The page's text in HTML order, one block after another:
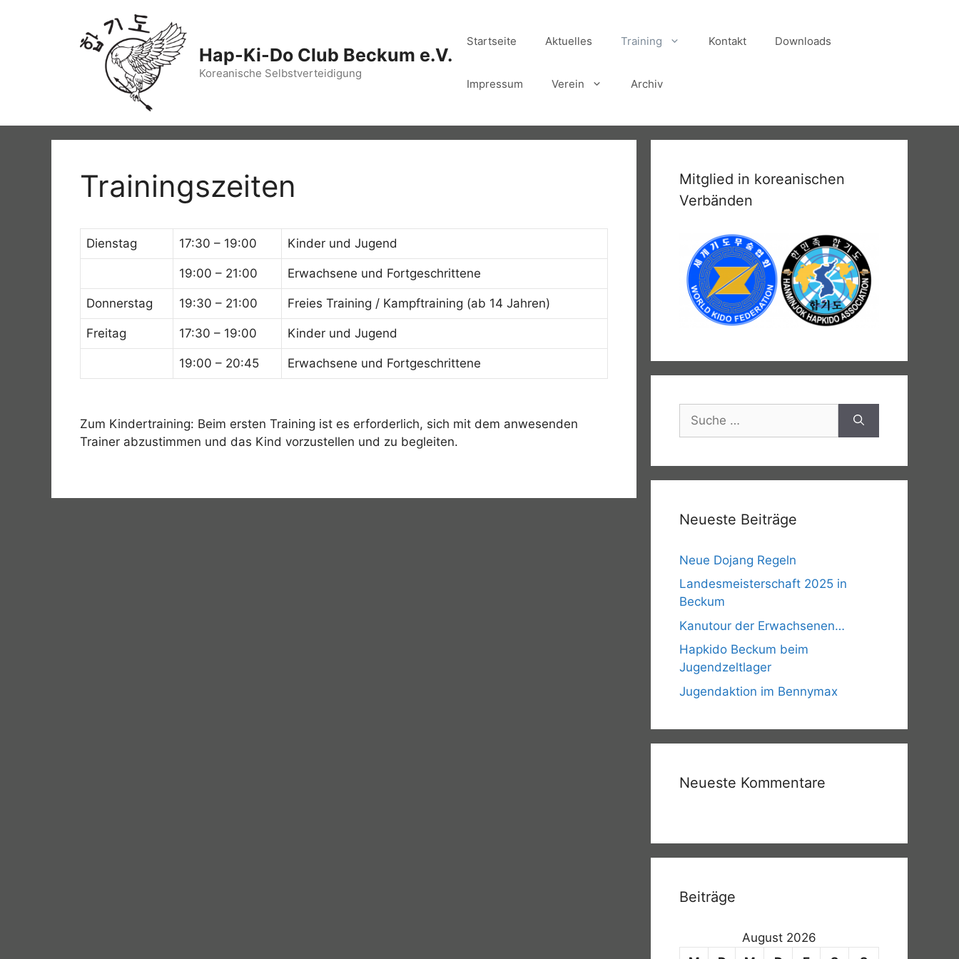
Hap-Ki-Do Club Beckum e.V.
Koreanische Selbstverteidigung
Startseite Aktuelles Training Kontakt Downloads
Impressum Verein Archiv
Trainingszeiten
Dienstag 17:30 – 19:00 Kinder und Jugend
19:00 – 21:00 Erwachsene und Fortgeschrittene
Donnerstag 19:30 – 21:00 Freies Training / Kampftraining (ab 14 Jahren)
Freitag 17:30 – 19:00 Kinder und Jugend
19:00 – 20:45 Erwachsene und Fortgeschrittene
Zum Kindertraining: Beim ersten Training ist es erforderlich, sich mit dem anwesenden
Trainer abzustimmen und das Kind vorzustellen und zu begleiten.
Mitglied in koreanischen
Verbänden
nach:
Neueste Beiträge
Neue Dojang Regeln
Landesmeisterschaft 2025 in
Beckum
Kanutour der Erwachsenen…
Hapkido Beckum beim
Jugendzeltlager
Jugendaktion im Bennymax
Neueste Kommentare
Beiträge
August 2026